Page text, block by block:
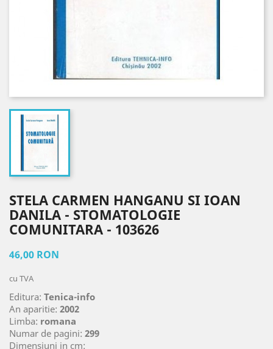
STELA CARMEN HANGANU SI IOAN
DANILA - STOMATOLOGIE
COMUNITARA - 103626
46,00 RON
cu TVA
Editura: Tenica-info
An aparitie: 2002
Limba: romana
Numar de pagini: 299
Dimensiuni in cm: